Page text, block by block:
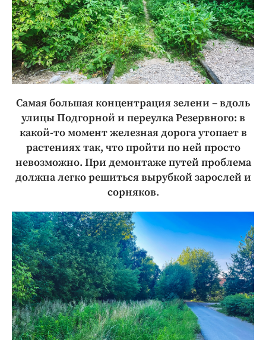
Самая большая концентрация зелени – вдоль
улицы Подгорной и переулка Резервного: в
какой-то момент железная дорога утопает в
растениях так, что пройти по ней просто
невозможно. При демонтаже путей проблема
должна легко решиться вырубкой зарослей и
сорняков.